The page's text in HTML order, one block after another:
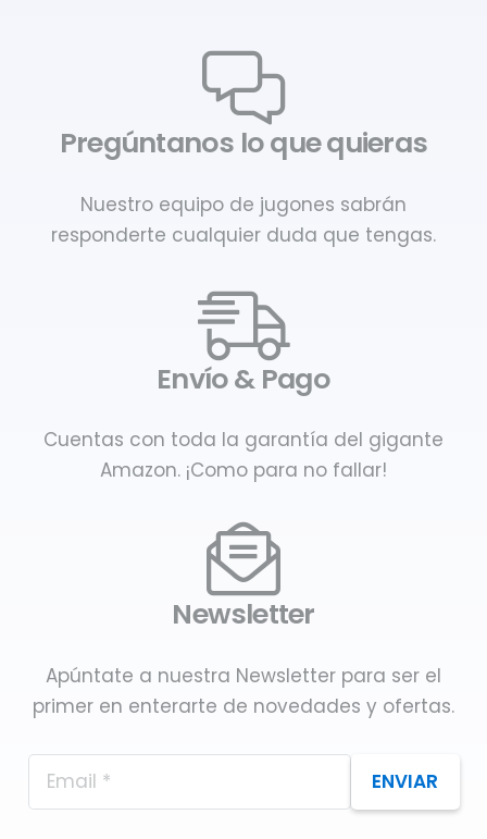
Pregúntanos lo que quieras
Nuestro equipo de jugones sabrán
responderte cualquier duda que tengas.
Envío & Pago
Cuentas con toda la garantía del gigante
Amazon. ¡Como para no fallar!
Newsletter
Apúntate a nuestra Newsletter para ser el
primer en enterarte de novedades y ofertas.
ENVIAR